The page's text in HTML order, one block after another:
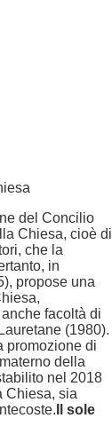
del Concilio
Chiesa, cioè di
che la
in
propose una
facoltà di
(1980).
promozione di
della
nel 2018
Chiesa, sia
Il sole